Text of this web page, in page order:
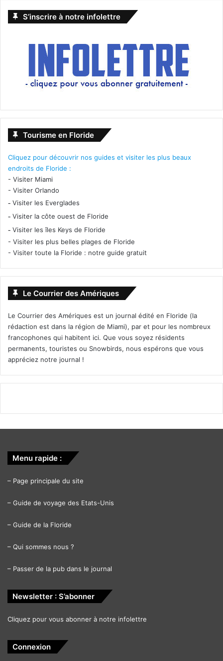
fille impliquée dans une affaire de meurtre en série.
S’inscrire à notre infolettre
Tourisme en Floride
Cliquez pour découvrir nos guides et visiter les plus beaux
endroits de Floride :
- Visiter Miami
- Visiter Orlando
- Visiter les Everglades
- Visiter la côte ouest de Floride
- Visiter les îles Keys de Floride
- Visiter les plus belles plages de Floride
- Visiter toute la Floride : notre guide gratuit
Le Courrier des Amériques
Le Courrier des Amériques est un journal édité en Floride (la
rédaction est dans la région de Miami), par et pour les nombreux
francophones qui habitent ici. Que vous soyez résidents
permanents, touristes ou Snowbirds, nous espérons que vous
appréciez notre journal !
Menu rapide :
– Page principale du site
– Guide de voyage des Etats-Unis
– Guide de la Floride
– Qui sommes nous ?
– Passer de la pub dans le journal
Newsletter : S’abonner
Cliquez pour vous abonner à notre infolettre
Connexion